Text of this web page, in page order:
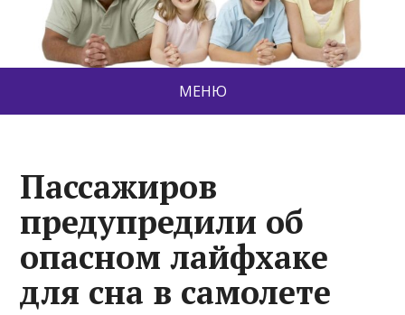
МЕНЮ
Пассажиров
предупредили об
опасном лайфхаке
для сна в самолете